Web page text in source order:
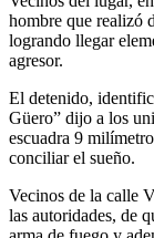
hombre que realizó
logrando llegar
agresor.
El detenido,
Güero” dijo a los
escuadra 9
conciliar el sueño.
Vecinos de la calle
las autoridades, de